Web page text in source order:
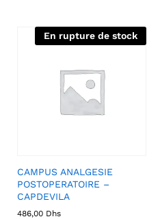
En rupture de stock
CAMPUS ANALGESIE
POSTOPERATOIRE –
CAPDEVILA
486,00 Dhs